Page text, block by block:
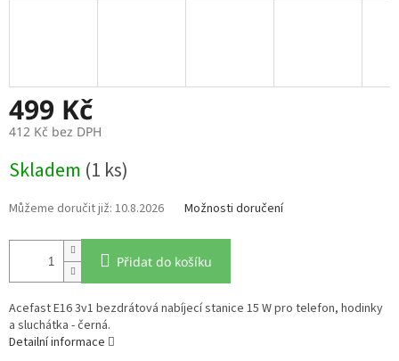
499 Kč
412 Kč bez DPH
cena:
Skladem (1 ks)
10.8.2026 Možnosti doručení
Přidat do košíku
Acefast E16 3v1 bezdrátová nabíjecí stanice 15 W pro telefon, hodinky
a sluchátka - černá.
Detailní informace